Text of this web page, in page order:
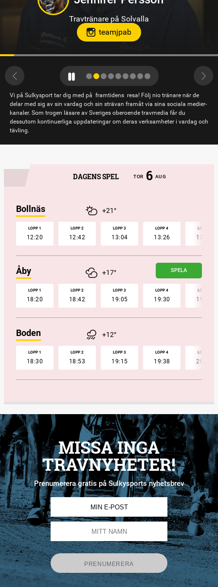
Travtränare på Solvalla
teamjpab
Vi på Sulkysport tar dig med på framtidens resa! Följ nio tränare när de
delar med sig av sin vardag och sin strävan framåt via sina sociala medier-
kanaler. Som trogen läsare av Sveriges oberoende travmedia får du
dessutom kontinuerliga uppdateringar om deras verksamheter i vardag och
tävling.
DAGENS SPEL TOR 6 AUG
Bollnäs +21°
LOPP 1
12:20
LOPP 2
12:42
LOPP 3
13:04
LOPP 4
13:26
LOPP 5
13:47
Åby +17° SPELA
LOPP 1
18:20
LOPP 2
18:42
LOPP 3
19:05
LOPP 4
19:30
LOPP 5
19:52
Boden +12°
LOPP 1
18:30
LOPP 2
18:53
LOPP 3
19:15
LOPP 4
19:38
LOPP 5
20:00
MISSA INGA
TRAVNYHETER!
Prenumerera gratis på Sulkysports nyhetsbrev